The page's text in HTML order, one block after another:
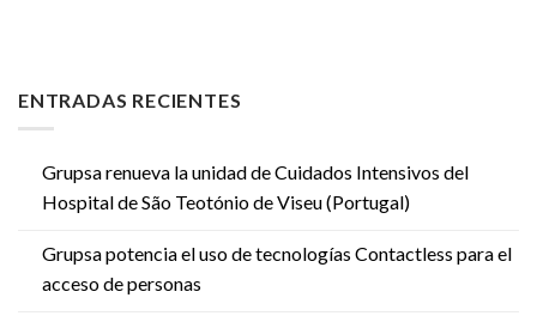
ENTRADAS RECIENTES
Grupsa renueva la unidad de Cuidados Intensivos del
Hospital de São Teotónio de Viseu (Portugal)
Grupsa potencia el uso de tecnologías Contactless para el
acceso de personas